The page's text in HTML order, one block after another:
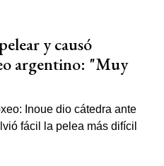
y causó
argentino: "Muy